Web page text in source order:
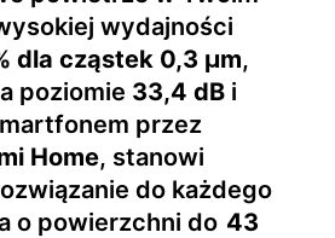
wydajności
dla cząstek 0,3 μm,
poziomie 33,4 dB i
przez
Home, stanowi
do każdego
o powierzchni do 43